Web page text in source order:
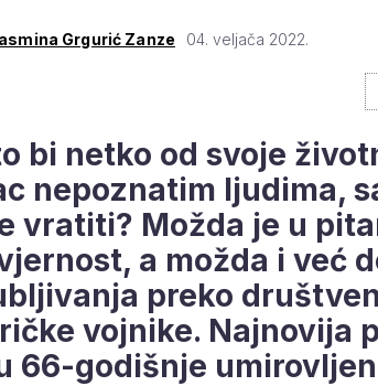
Grgurić Zanze 04. veljača 2022.
bi netko od svoje
nepoznatim ljudima,
vratiti? Možda je u
a možda i već
preko
vojnike. Najnovija
66-godišnje